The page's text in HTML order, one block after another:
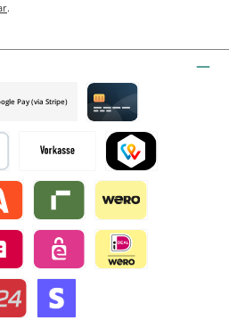
.
Vorkasse TWINT by mollie
by mollieRiverty by mollie
Wero
by mollieeps by mollie
Pay (via Stripe)
Credit card by mollie